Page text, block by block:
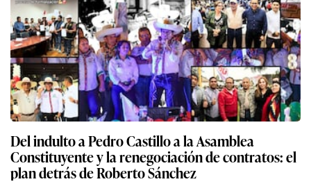
Del indulto a Pedro Castillo a la Asamblea
Constituyente y la renegociación de contratos: el
plan detrás de Roberto Sánchez